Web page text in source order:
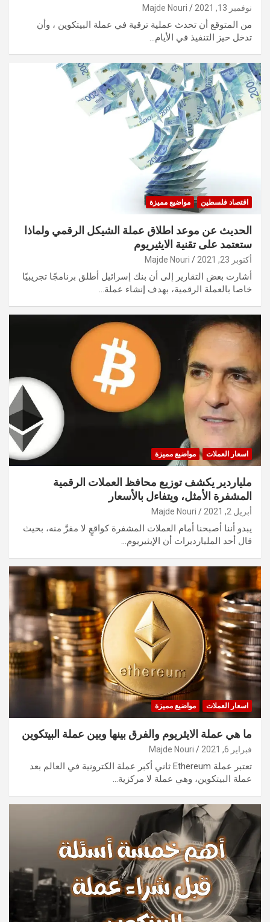
نوفمبر 13, 2021 Majde Nouri
من المتوقع أن تحدث عملية ترقية في عملة البيتكوين ، وأن
تدخل حيز التنفيذ في الأيام…
اقتصاد فلسطين مواضيع مميزة
الحديث عن موعد اطلاق عملة الشيكل الرقمي ولماذا
ستعتمد على تقنية الايثيريوم
أكتوبر 23, 2021 Majde Nouri
أشارت بعض التقارير إلى أن بنك إسرائيل أطلق برنامجًا تجريبيًا
خاصا بالعملة الرقمية، بهدف إنشاء عملة…
اسعار العملات مواضيع مميزة
ملياردير يكشف توزيع محافظ العملات الرقمية
المشفرة الأمثل، ويتفاءل بالأسعار
أبريل 2, 2021 Majde Nouri
يبدو أننا أصبحنا أمام العملات المشفرة كواقعٍ لا مفرَّ منه، بحيث
قال أحد المليارديرات أن الإيثيريوم…
اسعار العملات مواضيع مميزة
ما هي عملة الايثريوم والفرق بينها وبين عملة البيتكوين
فبراير 6, 2021 Majde Nouri
تعتبر عملة Ethereum ثاني أكبر عملة الكترونية في العالم بعد
عملة البيتكوين، وهي عملة لا مركزية…